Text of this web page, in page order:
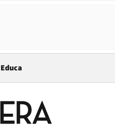
in new window
Educa